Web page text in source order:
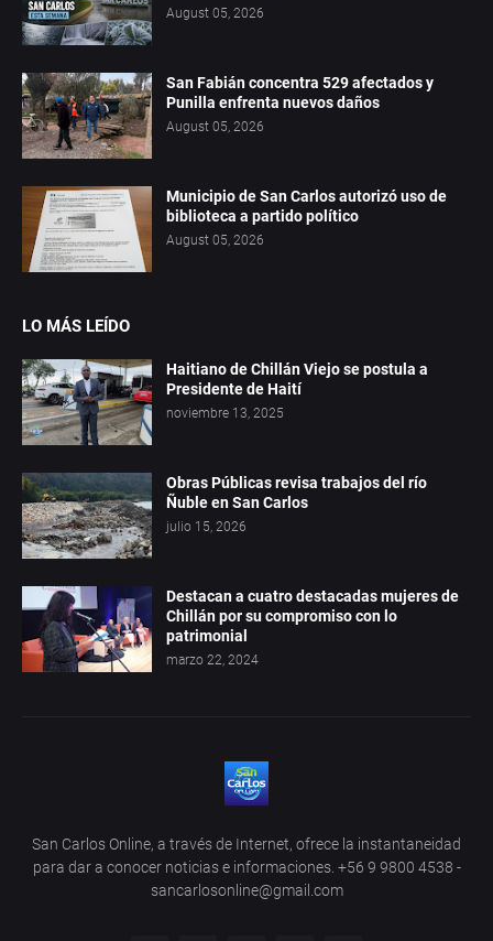
August 05, 2026
San Fabián concentra 529 afectados y
Punilla enfrenta nuevos daños
August 05, 2026
Municipio de San Carlos autorizó uso de
biblioteca a partido político
August 05, 2026
LO MÁS LEÍDO
Haitiano de Chillán Viejo se postula a
Presidente de Haití
noviembre 13, 2025
Obras Públicas revisa trabajos del río
Ñuble en San Carlos
julio 15, 2026
Destacan a cuatro destacadas mujeres de
Chillán por su compromiso con lo
patrimonial
marzo 22, 2024
San Carlos Online, a través de Internet, ofrece la instantaneidad
para dar a conocer noticias e informaciones. +56 9 9800 4538 -
sancarlosonline@gmail.com